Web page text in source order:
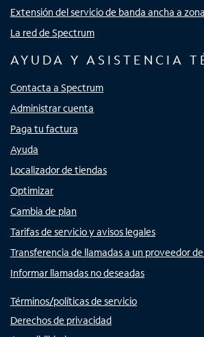
Extensión del servicio de banda ancha a
La red de Spectrum
AYUDA Y ASISTENCIA
Contacta a Spectrum
Administrar cuenta
Paga tu factura
Ayuda
Localizador de tiendas
Optimizar
Cambia de plan
Tarifas de servicio y avisos legales
Transferencia de llamadas a un proveedor
Informar llamadas no deseadas
Términos/políticas de servicio
Derechos de privacidad